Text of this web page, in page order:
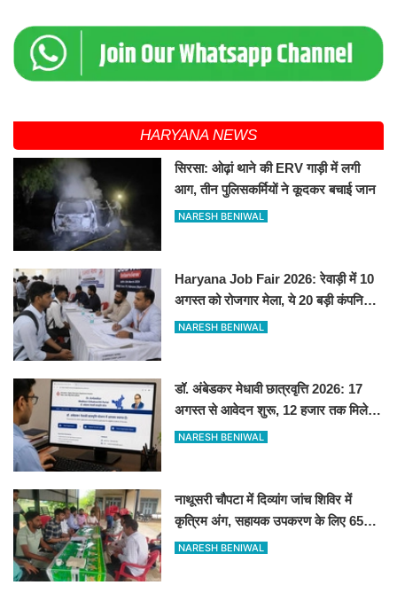
HARYANA NEWS
सिरसा: ओढ़ां थाने की ERV गाड़ी में लगी
आग, तीन पुलिसकर्मियों ने कूदकर बचाई जान
NARESH BENIWAL
Haryana Job Fair 2026: रेवाड़ी में 10
अगस्त को रोजगार मेला, ये 20 बड़ी कंपनियां
देगी सीधे नौकरी
NARESH BENIWAL
डॉ. अंबेडकर मेधावी छात्रवृत्ति 2026: 17
अगस्त से आवेदन शुरू, 12 हजार तक मिलेगी
स्कॉलरशिप, जानें जरूरी डॉक्यूमेंट्स
NARESH BENIWAL
नाथूसरी चौपटा में दिव्यांग जांच शिविर में
कृत्रिम अंग, सहायक उपकरण के लिए 65
व्यक्तियों का चयन
NARESH BENIWAL